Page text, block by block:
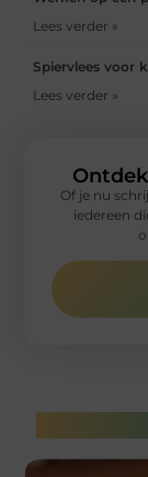
Lees verder »
Spiervlees voor
Lees verder »
Of je nu
iedereen